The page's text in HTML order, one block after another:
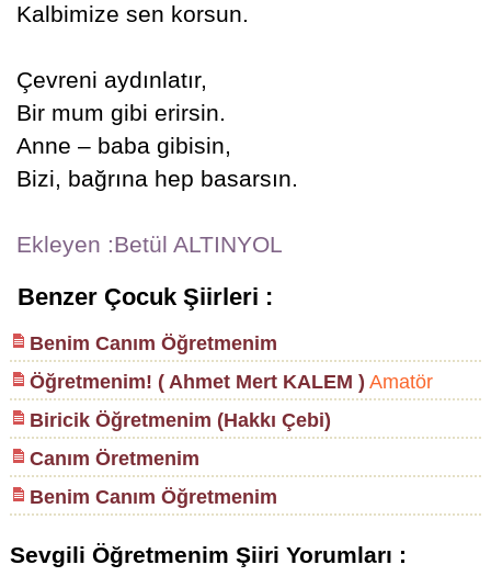
Kalbimize sen korsun.
Çevreni aydınlatır,
Bir mum gibi erirsin.
Anne – baba gibisin,
Bizi, bağrına hep basarsın.
Ekleyen :Betül ALTINYOL
Benzer Çocuk Şiirleri :
Benim Canım Öğretmenim
Öğretmenim! ( Ahmet Mert KALEM ) Amatör
Biricik Öğretmenim (Hakkı Çebi)
Canım Öretmenim
Benim Canım Öğretmenim
Sevgili Öğretmenim Şiiri Yorumları :